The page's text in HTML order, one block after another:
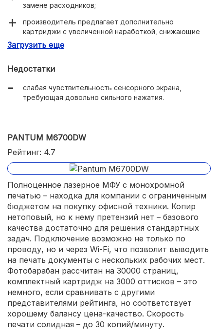
замене расходников;
производитель предлагает дополнительно
картриджи с увеличенной наработкой, снижающие
себестоимость копии;
система автоподачи документов;
надежное беспроводное подключение;
Загрузить еще
Недостатки
слабая чувствительность сенсорного экрана,
требующая довольно сильного нажатия.
PANTUM M6700DW
Рейтинг: 4.7
Полноценное лазерное МФУ с монохромной
печатью – находка для компании с ограниченным
бюджетом на покупку офисной техники. Копир
нетоповый, но к нему претензий нет – базового
качества достаточно для решения стандартных
задач. Подключение возможно не только по
проводу, но и через Wi-Fi, что позволит выводить
на печать документы с нескольких рабочих мест.
Фотобарабан рассчитан на 30000 страниц,
комплектный картридж на 3000 оттисков – это
немного, если сравнивать с другими
представителями рейтинга, но соответствует
хорошему балансу цена-качество. Скорость
печати солидная – до 30 копий/минуту.